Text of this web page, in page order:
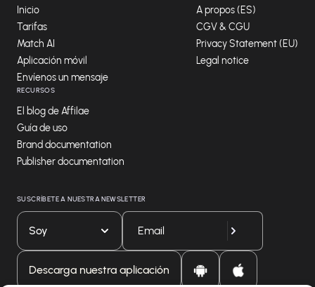
Inicio
Tarifas
Match AI
Aplicación móvil
Envíenos un mensaje
A propos (ES)
CGV & CGU
Privacy Statement (EU)
Legal notice
RECURSOS
El blog de Affilae
Guía de uso
Brand documentation
Publisher documentation
SUSCRÍBETE A NUESTRA NEWSLETTER
Soy
Descarga nuestra aplicación